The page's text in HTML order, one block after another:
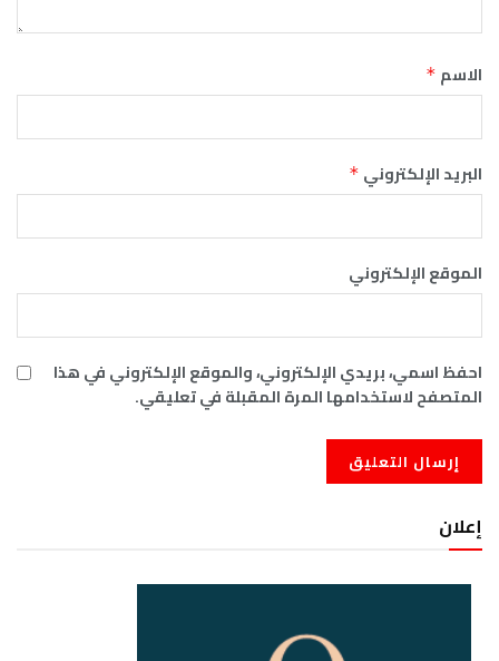
الاسم *
البريد الإلكتروني *
الموقع الإلكتروني
احفظ اسمي، بريدي الإلكتروني، والموقع الإلكتروني في هذا
المتصفح لاستخدامها المرة المقبلة في تعليقي.
إعلان